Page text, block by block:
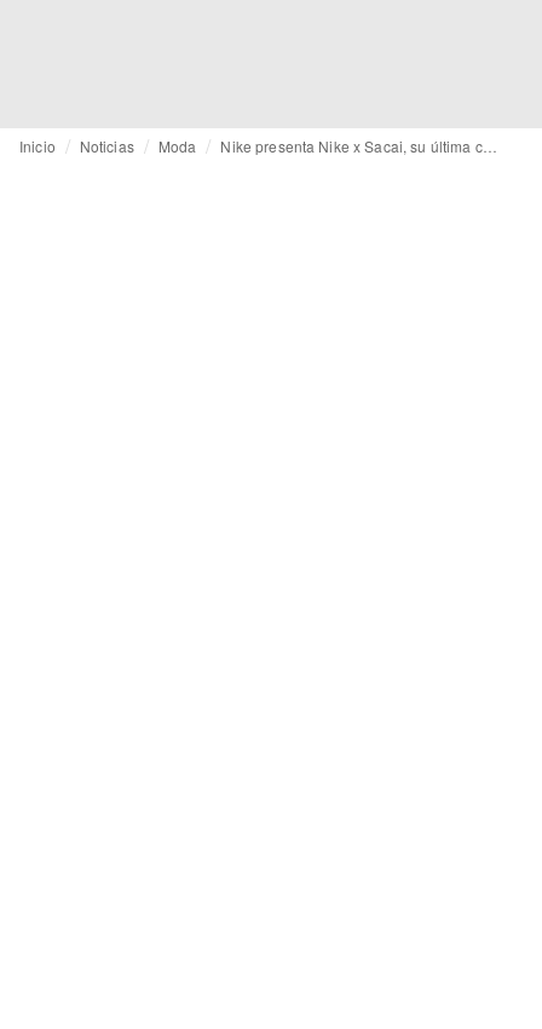
Inicio Noticias Moda Nike presenta Nike x Sacai, su última colaboración con la japonesa Chitose Abe